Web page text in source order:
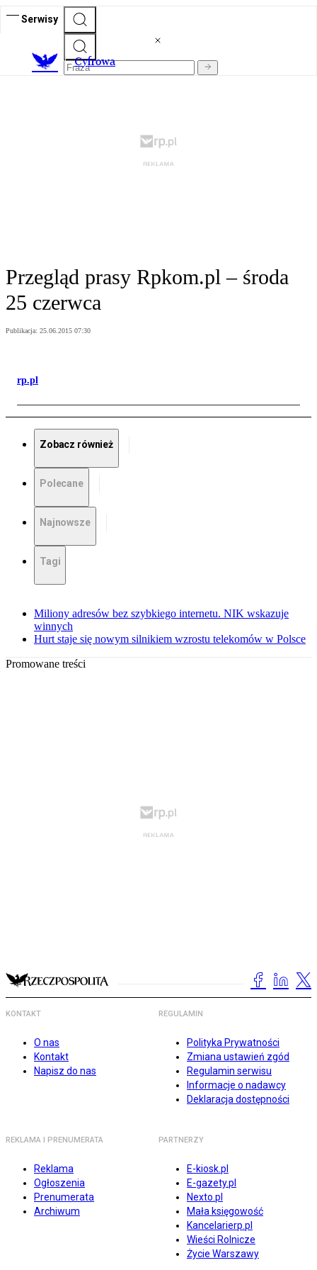
Serwisy
Cyfrowa
Przegląd prasy Rpkom.pl – środa
25 czerwca
Publikacja: 25.06.2015 07:30
rp.pl
Zobacz również
Polecane
Najnowsze
Tagi
Miliony adresów bez szybkiego internetu. NIK wskazuje
winnych
Hurt staje się nowym silnikiem wzrostu telekomów w Polsce
Promowane treści
KONTAKT
O nas
Kontakt
Napisz do nas
REGULAMIN
Polityka Prywatności
Zmiana ustawień zgód
Regulamin serwisu
Informacje o nadawcy
Deklaracja dostępności
REKLAMA I PRENUMERATA
Reklama
Ogłoszenia
Prenumerata
Archiwum
PARTNERZY
E-kiosk.pl
E-gazety.pl
Nexto.pl
Mała księgowość
Kancelarierp.pl
Wieści Rolnicze
Życie Warszawy